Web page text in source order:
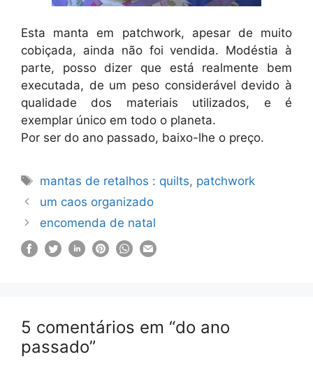
Esta manta em patchwork, apesar de muito
cobiçada, ainda não foi vendida. Modéstia à
parte, posso dizer que está realmente bem
executada, de um peso considerável devido à
qualidade dos materiais utilizados, e é
exemplar único em todo o planeta.
Por ser do ano passado, baixo-lhe o preço.
Etiquetas
mantas de retalhos : quilts, patchwork
um caos organizado
encomenda de natal
5 comentários em “do ano
passado”